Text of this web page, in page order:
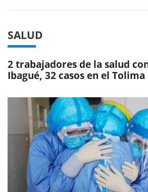
SALUD
2 trabajadores de la salud
Ibagué, 32 casos en el Tolima